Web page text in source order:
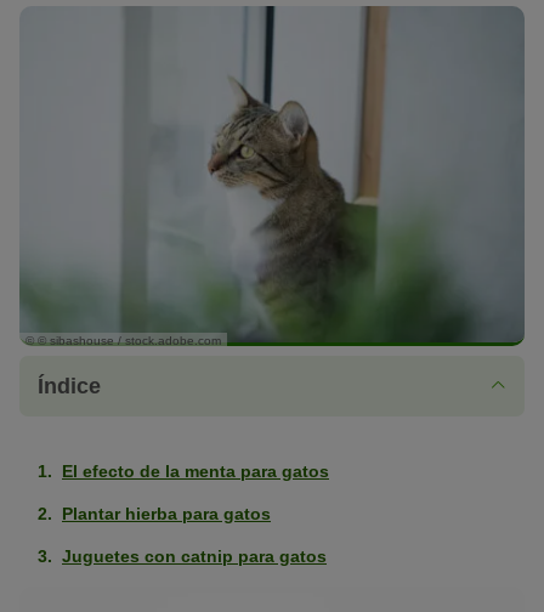
© © sibashouse / stock.adobe.com
Índice
El efecto de la menta para gatos
Plantar hierba para gatos
Juguetes con catnip para gatos